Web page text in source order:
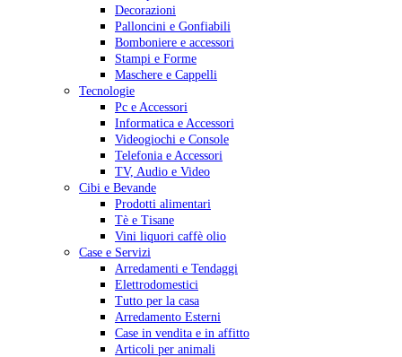
Decorazioni
Palloncini e Gonfiabili
Bomboniere e accessori
Stampi e Forme
Maschere e Cappelli
Tecnologie
Pc e Accessori
Informatica e Accessori
Videogiochi e Console
Telefonia e Accessori
TV, Audio e Video
Cibi e Bevande
Prodotti alimentari
Tè e Tisane
Vini liquori caffè olio
Case e Servizi
Arredamenti e Tendaggi
Elettrodomestici
Tutto per la casa
Arredamento Esterni
Case in vendita e in affitto
Articoli per animali